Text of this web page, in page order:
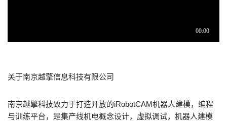
关于南京越擎信息科技有限公司
南京越擎科技致力于打造开放的iRobotCAM机器人建模，编程
与训练平台，是集产线机电概念设计，虚拟调试，机器人建模